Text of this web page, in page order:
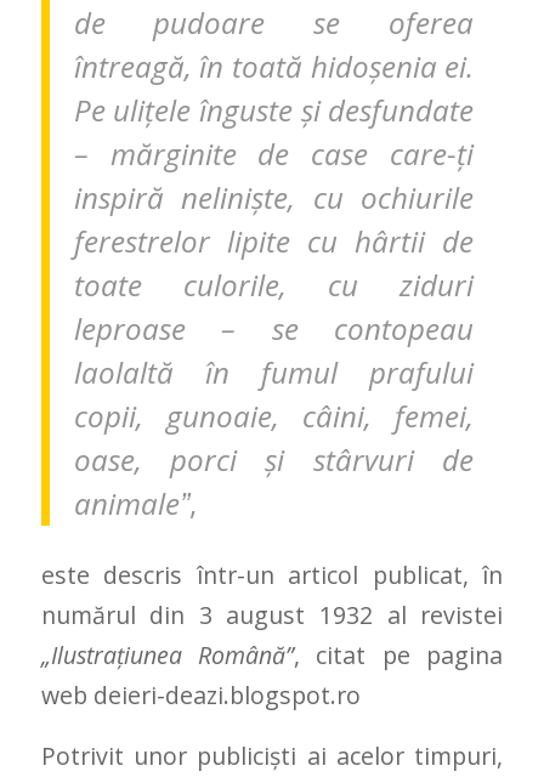
de pudoare se oferea
întreagă, în toată hidoșenia ei.
Pe ulițele înguste și desfundate
– mărginite de case care-ți
inspiră neliniște, cu ochiurile
ferestrelor lipite cu hârtii de
toate culorile, cu ziduri
leproase – se contopeau
laolaltă în fumul prafului
copii, gunoaie, câini, femei,
oase, porci și stârvuri de
animaleˮ,
este descris într-un articol publicat, în
numărul din 3 august 1932 al revistei
„Ilustrațiunea Română”, citat pe pagina
web deieri-deazi.blogspot.ro
Potrivit unor publicişti ai acelor timpuri,